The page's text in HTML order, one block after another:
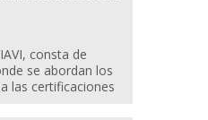
consta de
se abordan los
las certificaciones